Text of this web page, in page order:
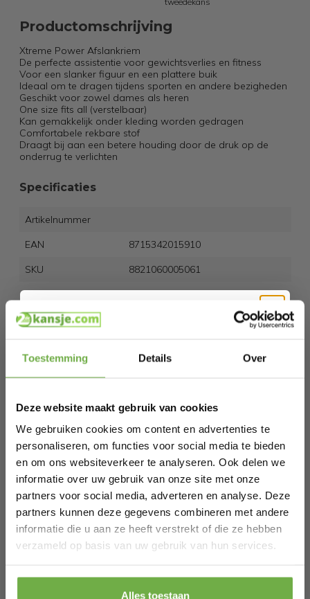
Toestemming Details Over
Deze website maakt gebruik van cookies
We gebruiken cookies om content en advertenties te
personaliseren, om functies voor social media te bieden
en om ons websiteverkeer te analyseren. Ook delen we
informatie over uw gebruik van onze site met onze
partners voor social media, adverteren en analyse. Deze
partners kunnen deze gegevens combineren met andere
informatie die u aan ze heeft verstrekt of die ze hebben
verzameld op basis van uw gebruik van hun services.
Alles toestaan
Productomschrijving
Xtreme Power Afslankriem
De perfecte assistentie voor gewichtsverlies en fitness
Voor een slanker figuur en een plattere buik
Ideaal om te dragen tijdens sporten en andere bezigheden
Geschikt voor zowel dames als heren
One size fits all (verstelbaar)
Kan gemakkelijk onder kleding worden gedragen
Comfortabele rekbare stof
Draagt bij aan een betere houding door de druk op de
onderrug te verlichten
Specificaties
Artikelnummer
EAN
8715342015910
SKU
8821060005061
Gerelateerde producten
Heldenwerk Stoelfiets - Pedaaltrainer -
€ 29,99
-67%
Schrijf je in en ontvang
Bij 2dekansje.com profiteer je van
kortingen tot wel 70%.
Laat ons weten wanneer je jarig bent
Pak € 5,- korting